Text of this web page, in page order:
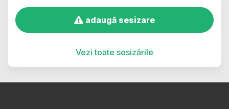
adaugă sesizare
Vezi toate sesizările